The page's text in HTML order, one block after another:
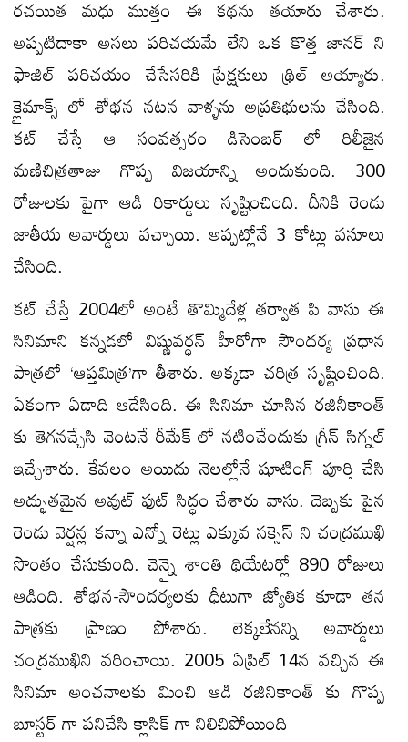
రచయిత మధు ముత్తం ఈ కథను తయారు చేశారు.
అప్పటిదాకా అసలు పరిచయమే లేని ఒక కొత్త జానర్ ని
ఫాజిల్ పరిచయం చేసేసరికి ప్రేక్షకులు థ్రిల్ అయ్యారు.
క్లైమాక్స్ లో శోభన నటన వాళ్ళను అప్రతిభులను చేసింది.
కట్ చేస్తే ఆ సంవత్సరం డిసెంబర్ లో రిలీజైన
మణిచిత్రతాజు గొప్ప విజయాన్ని అందుకుంది. 300
రోజులకు పైగా ఆడి రికార్డులు సృష్టించింది. దీనికి రెండు
జాతీయ అవార్డులు వచ్చాయి. అప్పట్లోనే 3 కోట్లు వసూలు
చేసింది.
కట్ చేస్తే 2004లో అంటే తొమ్మిదేళ్ల తర్వాత పి వాసు ఈ
సినిమాని కన్నడలో విష్ణువర్ధన్ హీరోగా సౌందర్య ప్రధాన
పాత్రలో ‘ఆప్తమిత్ర’గా తీశారు. అక్కడా చరిత్ర సృష్టించింది.
ఏకంగా ఏడాది ఆడేసింది. ఈ సినిమా చూసిన రజినీకాంత్
కు తెగనచ్చేసి వెంటనే రీమేక్ లో నటించేందుకు గ్రీన్ సిగ్నల్
ఇచ్చేశారు. కేవలం అయిదు నెలల్లోనే షూటింగ్ పూర్తి చేసి
అద్భుతమైన అవుట్ ఫుట్ సిద్ధం చేశారు వాసు. దెబ్బకు పైన
రెండు వెర్షన్ల కన్నా ఎన్నో రెట్లు ఎక్కువ సక్సెస్ ని చంద్రముఖి
సొంతం చేసుకుంది. చెన్నై శాంతి థియేటర్లో 890 రోజులు
ఆడింది. శోభన-సౌందర్యలకు ధీటుగా జ్యోతిక కూడా తన
పాత్రకు ప్రాణం పోశారు. లెక్కలేనన్ని అవార్డులు
చంద్రముఖిని వరించాయి. 2005 ఏప్రిల్ 14న వచ్చిన ఈ
సినిమా అంచనాలకు మించి ఆడి రజినికాంత్ కు గొప్ప
బూస్టర్ గా పనిచేసి క్లాసిక్ గా నిలిచిపోయింది